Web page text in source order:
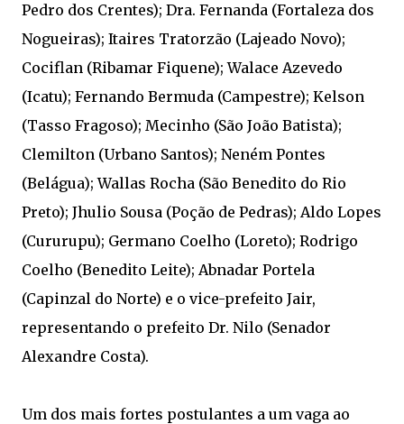
Pedro dos Crentes); Dra. Fernanda (Fortaleza dos
Nogueiras); Itaires Tratorzão (Lajeado Novo);
Cociflan (Ribamar Fiquene); Walace Azevedo
(Icatu); Fernando Bermuda (Campestre); Kelson
(Tasso Fragoso); Mecinho (São João Batista);
Clemilton (Urbano Santos); Neném Pontes
(Belágua); Wallas Rocha (São Benedito do Rio
Preto); Jhulio Sousa (Poção de Pedras); Aldo Lopes
(Cururupu); Germano Coelho (Loreto); Rodrigo
Coelho (Benedito Leite); Abnadar Portela
(Capinzal do Norte) e o vice-prefeito Jair,
representando o prefeito Dr. Nilo (Senador
Alexandre Costa).
Um dos mais fortes postulantes a um vaga ao